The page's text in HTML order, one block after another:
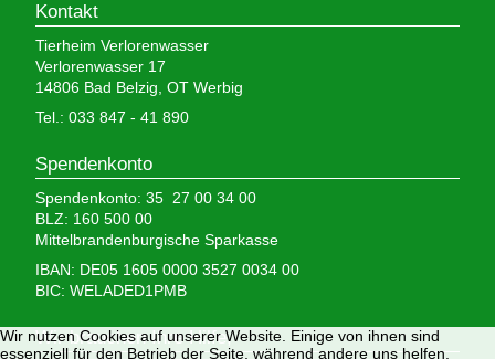
Kontakt
Tierheim Verlorenwasser
Verlorenwasser 17
14806 Bad Belzig, OT Werbig
Tel.: 033 847 - 41 890
Spendenkonto
Spendenkonto: 35 27 00 34 00
BLZ: 160 500 00
Mittelbrandenburgische Sparkasse
IBAN: DE05 1605 0000 3527 0034 00
BIC: WELADED1PMB
Wir brauchen Ihre Hilfe,
Wir nutzen Cookies auf unserer Website. Einige von ihnen sind
essenziell für den Betrieb der Seite, während andere uns helfen,